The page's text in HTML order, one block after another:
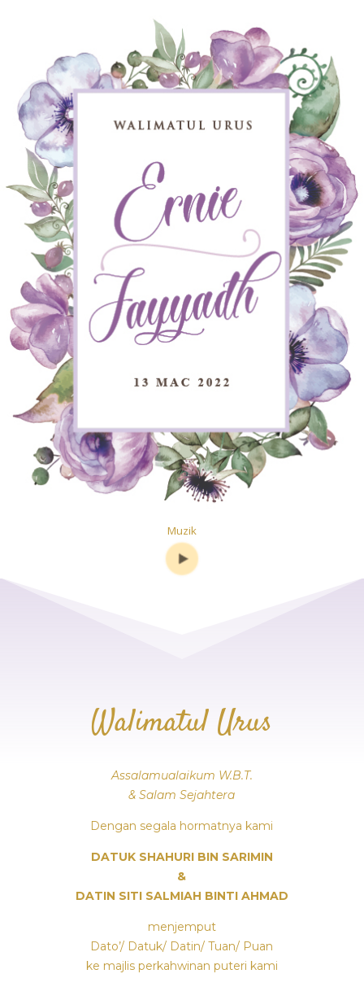
Muzik
Walimatul Urus
Assalamualaikum W.B.T.
& Salam Sejahtera
Dengan segala hormatnya kami
DATUK SHAHURI BIN SARIMIN
&
DATIN SITI SALMIAH BINTI AHMAD
menjemput
Dato’/ Datuk/ Datin/ Tuan/ Puan
ke majlis perkahwinan puteri kami